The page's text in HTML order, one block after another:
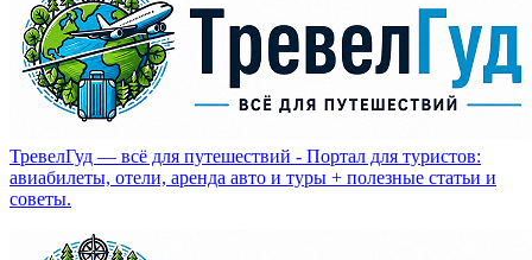
ТревелГуд — всё для путешествий - Портал для туристов:
авиабилеты, отели, аренда авто и туры + полезные статьи и
советы.